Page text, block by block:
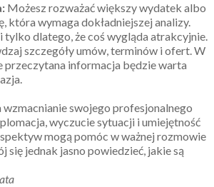
Możesz rozważać większy wydatek albo
która wymaga dokładniejszej analizy.
tylko dlatego, że coś wygląda atrakcyjnie.
szczegóły umów, terminów i ofert. W
informacja będzie warta
wzmacnianie swojego profesjonalnego
wyczucie sytuacji i umiejętność
mogą pomóc w ważnej rozmowie
się jednak jasno powiedzieć, jakie są